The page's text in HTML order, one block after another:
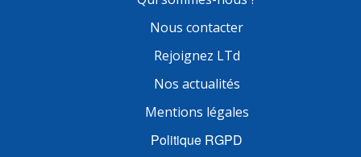
Nous contacter
Rejoignez LTd
Nos actualités
Mentions légales
Politique RGPD